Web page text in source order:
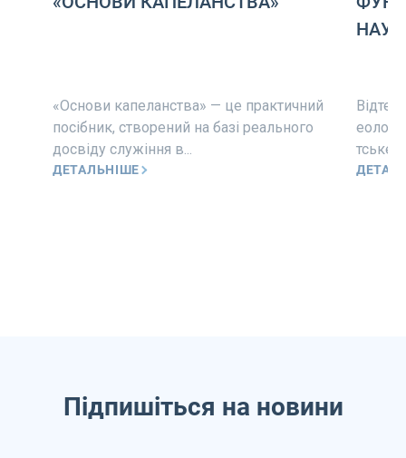
«Основи капеланства» — це практичний
посібник, створений на базі реального
досвіду служіння в...
ДЕТАЛЬНІШЕ
тське
Підпишіться на новини